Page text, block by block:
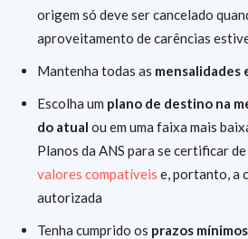
origem só deve ser cancelado
aproveitamento de carências
Mantenha todas as mensalidades
Escolha um plano de destino na
do atual ou em uma faixa mais
Planos da ANS para se certificar
valores compatíveis e, portanto, a
autorizada
Tenha cumprido os prazos